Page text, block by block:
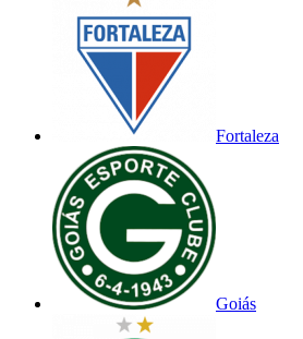
Fortaleza
Goiás